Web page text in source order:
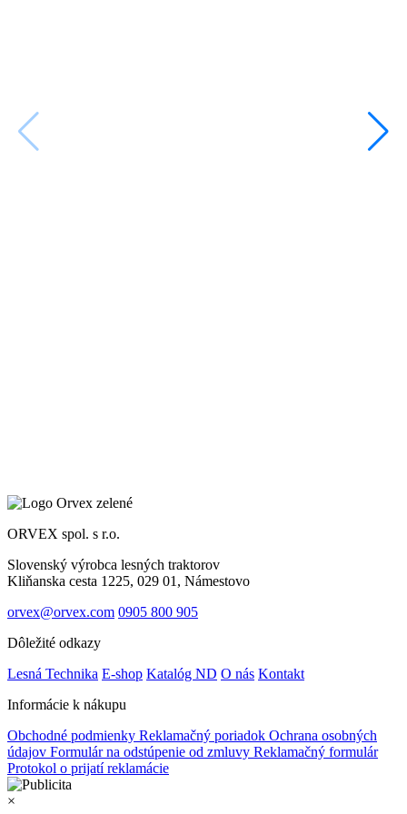
ORVEX spol. s r.o.
Slovenský výrobca lesných traktorov
Kliňanska cesta 1225, 029 01, Námestovo
orvex@orvex.com 0905 800 905
Dôležité odkazy
Lesná Technika E-shop Katalóg ND O nás Kontakt
Informácie k nákupu
Obchodné podmienky Reklamačný poriadok Ochrana osobných
údajov Formulár na odstúpenie od zmluvy Reklamačný formulár
Protokol o prijatí reklamácie
×